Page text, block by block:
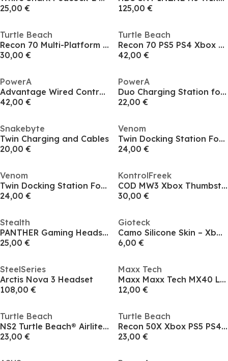
25,00 €
125,00 €
Turtle Beach
Recon 70 Multi-Platform White Headset
30,00 €
Turtle Beach
Recon 70 PS5 PS4 Xbox & PC Gaming Headset - Black
42,00 €
PowerA
Advantage Wired Controller for Xbox Series X|S - Warrior's Nirvana
42,00 €
PowerA
Duo Charging Station for Xbox Series X|S - Black (UK)
22,00 €
Snakebyte
Twin Charging and Cables
20,00 €
Venom
Twin Docking Station Fox Xbox Series X/S and One (White)
24,00 €
Venom
Twin Docking Station Fox Xbox Series X/S and One (Black)
24,00 €
KontrolFreek
COD MW3 Xbox Thumbsticks
30,00 €
Stealth
PANTHER Gaming Headset PS4 PS5 XBOX Switch & PC - Lavender
25,00 €
Gioteck
Camo Silicone Skin – Xbox Series X
6,00 €
SteelSeries
Arctis Nova 3 Headset
108,00 €
Maxx Tech
Maxx Maxx Tech MX40 LED Multiplatform Gaming Headset
12,00 €
Turtle Beach
NS2 Turtle Beach® Airlite™ Fit Wired Gaming Headset – Charcoal Black for Nintendo Switch™ 2
23,00 €
Turtle Beach
Recon 50X Xbox PS5 PS4 PC Gaming Headset – Black
23,00 €